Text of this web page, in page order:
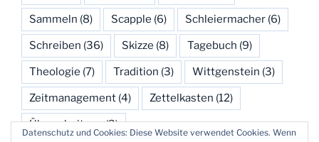
Sammeln (8) Scapple (6) Schleiermacher (6)
Schreiben (36) Skizze (8) Tagebuch (9)
Theologie (7) Tradition (3) Wittgenstein (3)
Zeitmanagement (4) Zettelkasten (12)
Überarbeitung(3)
Datenschutz und Cookies: Diese Website verwendet Cookies. Wenn